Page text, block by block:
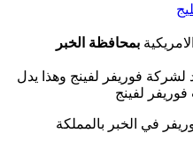
الامريكية بمحافظة الخبر
لشركة فوريفر لفينج وهذا يدل
لفينج